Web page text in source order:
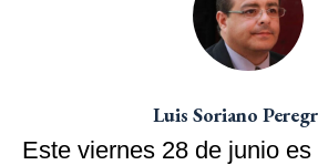
Luis Soriano
Este viernes 28 de junio es